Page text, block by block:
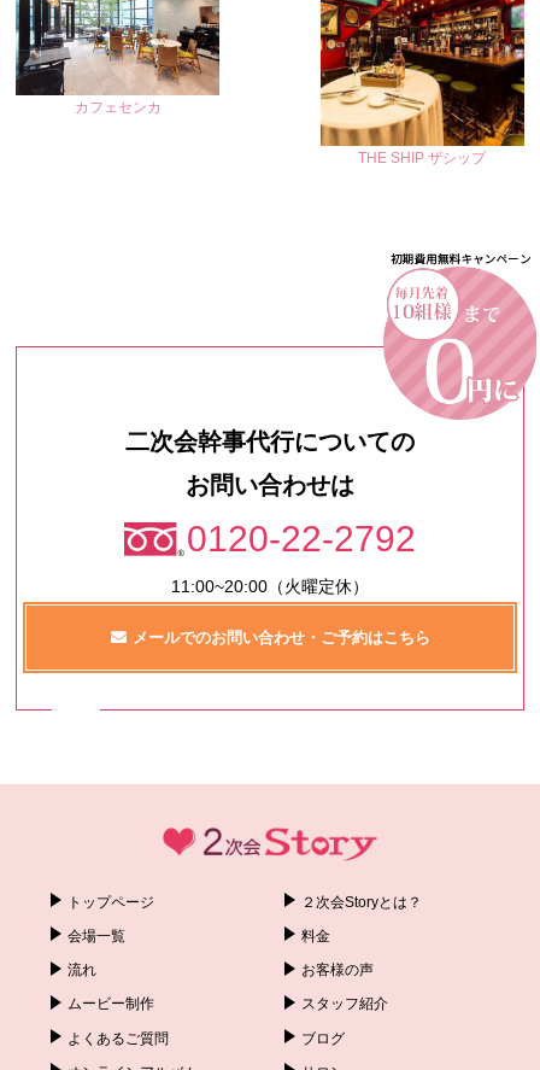
カフェセンカ
THE SHIP ザシップ
二次会幹事代行についての
お問い合わせは
0120-22-2792
11:00~20:00（火曜定休）
メールでのお問い合わせ・ご予約はこちら
トップページ ２次会Storyとは？
会場一覧 料金
流れ お客様の声
ムービー制作 スタッフ紹介
よくあるご質問 ブログ